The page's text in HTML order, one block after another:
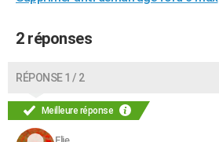
Carte de Noël
Carte Bonne année
Carte Saint-Valentin
Carte Pâques
Carte d'anniversaire
DICTIONNAIRE
Dictionnaire
Biographies
Citations
Expressions
Proverbes
PROGRAMME TV
COPAINS D'AVANT
2 réponses
RÉPONSE 1 / 2
Meilleure réponse